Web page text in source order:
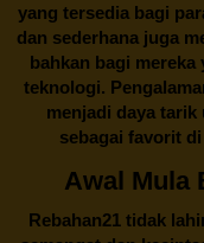
yang tersedia bagi
dan sederhana juga
bahkan bagi mereka
teknologi.
menjadi daya
sebagai favorit
Awal Mula
Rebahan21 tidak